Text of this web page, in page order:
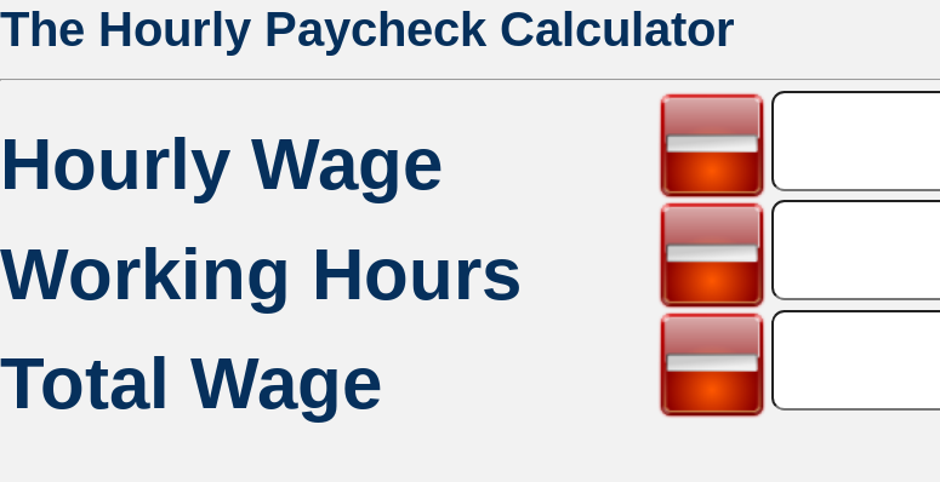
The Hourly Paycheck Calculator
Hourly Wage
Working Hours
Total Wage